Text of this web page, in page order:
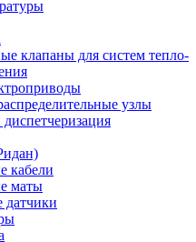
клапаны для систем тепло-
узлы
кабели
маты
датчики